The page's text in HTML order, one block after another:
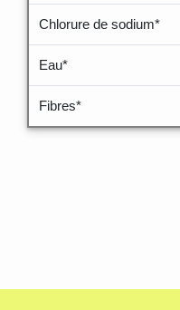
Chlorure de sodium*
Eau*
Fibres*